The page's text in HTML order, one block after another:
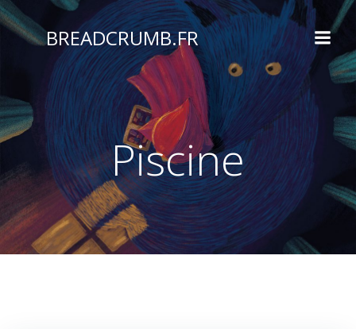
Aller
au
contenu
BREADCRUMB.FR
Piscine